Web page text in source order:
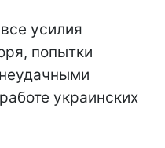
усилия
попытки
украинских